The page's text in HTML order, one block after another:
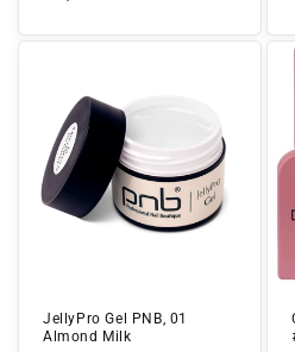
JellyPro Gel PNB, 01
Almond Milk